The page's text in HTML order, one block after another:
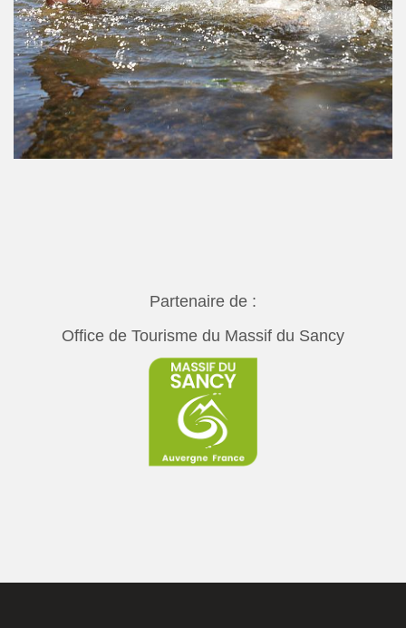
Partenaire de :
Office de Tourisme du Massif du Sancy